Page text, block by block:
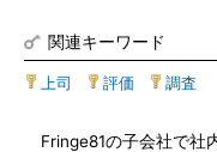
関連キーワード
上司 評価 調査
Fringe81の子会社で社